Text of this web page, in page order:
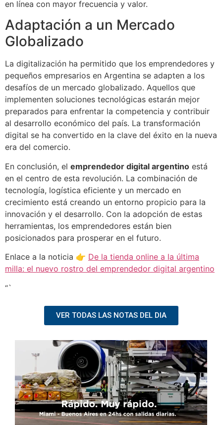
en línea con mayor frecuencia y valor.
Adaptación a un Mercado
Globalizado
La digitalización ha permitido que los emprendedores y
pequeños empresarios en Argentina se adapten a los
desafíos de un mercado globalizado. Aquellos que
implementen soluciones tecnológicas estarán mejor
preparados para enfrentar la competencia y contribuir
al desarrollo económico del país. La transformación
digital se ha convertido en la clave del éxito en la nueva
era del comercio.
En conclusión, el emprendedor digital argentino está
en el centro de esta revolución. La combinación de
tecnología, logística eficiente y un mercado en
crecimiento está creando un entorno propicio para la
innovación y el desarrollo. Con la adopción de estas
herramientas, los emprendedores están bien
posicionados para prosperar en el futuro.
Enlace a la noticia 👉 De la tienda online a la última
milla: el nuevo rostro del emprendedor digital argentino
“`
VER TODAS LAS NOTAS DEL DIA